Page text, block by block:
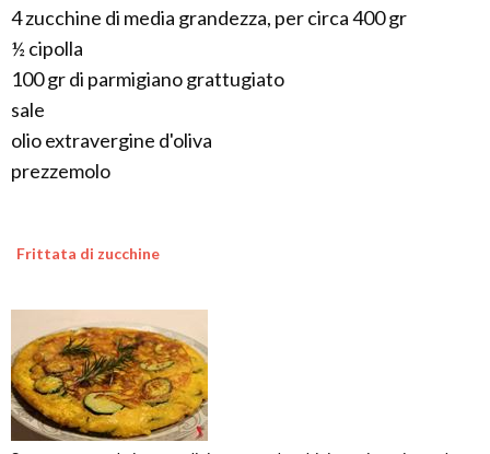
4 zucchine di media grandezza, per circa 400 gr
½ cipolla
100 gr di parmigiano grattugiato
sale
olio extravergine d'oliva
prezzemolo
Frittata di zucchine